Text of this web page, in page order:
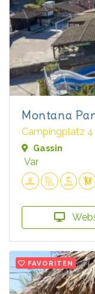
Montana
Campingplatz 4
Gassin
Var
FAVORITEN